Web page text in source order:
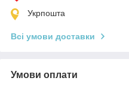
Укрпошта
Всі умови доставки
Умови оплати